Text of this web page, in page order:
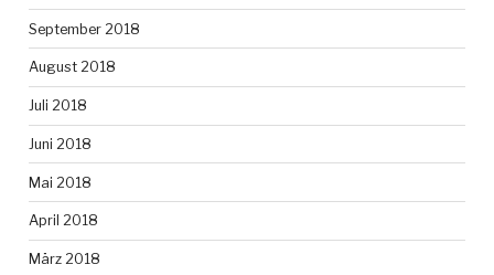
September 2018
August 2018
Juli 2018
Juni 2018
Mai 2018
April 2018
März 2018